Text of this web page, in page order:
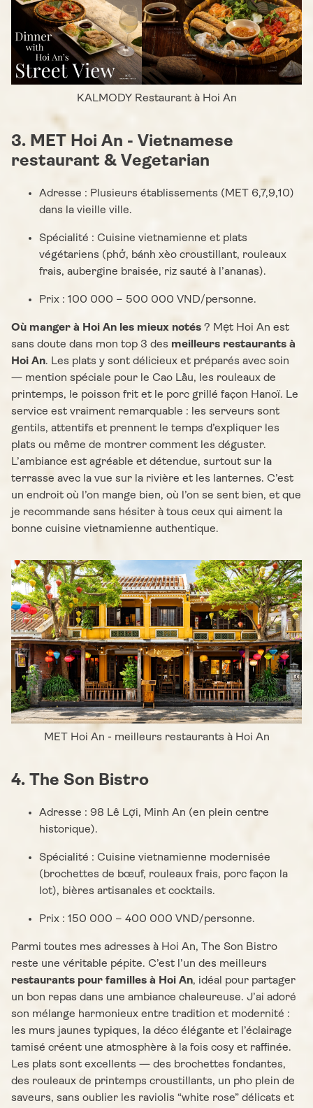
KALMODY Restaurant à Hoi An
3. MET Hoi An - Vietnamese
restaurant & Vegetarian
Adresse : Plusieurs établissements (MET 6,7,9,10)
dans la vieille ville.
Spécialité : Cuisine vietnamienne et plats
végétariens (phở, bánh xèo croustillant, rouleaux
frais, aubergine braisée, riz sauté à l’ananas).
Prix : 100 000 – 500 000 VND/personne.
Où manger à Hoi An les mieux notés ? Mẹt Hoi An est
sans doute dans mon top 3 des meilleurs restaurants à
Hoi An. Les plats y sont délicieux et préparés avec soin
— mention spéciale pour le Cao Lầu, les rouleaux de
printemps, le poisson frit et le porc grillé façon Hanoï. Le
service est vraiment remarquable : les serveurs sont
gentils, attentifs et prennent le temps d’expliquer les
plats ou même de montrer comment les déguster.
L’ambiance est agréable et détendue, surtout sur la
terrasse avec la vue sur la rivière et les lanternes. C’est
un endroit où l’on mange bien, où l’on se sent bien, et que
je recommande sans hésiter à tous ceux qui aiment la
bonne cuisine vietnamienne authentique.
MET Hoi An - meilleurs restaurants à Hoi An
4. The Son Bistro
Adresse : 98 Lê Lợi, Minh An (en plein centre
historique).
Spécialité : Cuisine vietnamienne modernisée
(brochettes de bœuf, rouleaux frais, porc façon la
lot), bières artisanales et cocktails.
Prix : 150 000 – 400 000 VND/personne.
Parmi toutes mes adresses à Hoi An, The Son Bistro
reste une véritable pépite. C’est l’un des meilleurs
restaurants pour familles à Hoi An, idéal pour partager
un bon repas dans une ambiance chaleureuse. J’ai adoré
son mélange harmonieux entre tradition et modernité :
les murs jaunes typiques, la déco élégante et l’éclairage
tamisé créent une atmosphère à la fois cosy et raffinée.
Les plats sont excellents — des brochettes fondantes,
des rouleaux de printemps croustillants, un pho plein de
saveurs, sans oublier les raviolis “white rose” délicats et